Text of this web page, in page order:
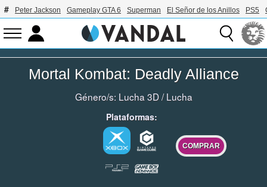
Peter Jackson Gameplay GTA 6 Superman El Señor de los Anillos PS5
Mortal Kombat: Deadly Alliance
Género/s: Lucha 3D/Lucha
Plataformas:
COMPRAR